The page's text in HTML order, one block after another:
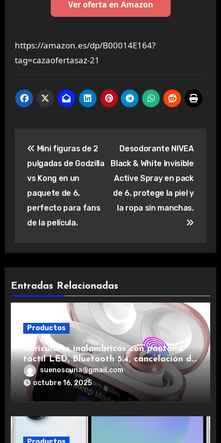
Ver oferta en Amazon
https://amazon.es/dp/B00014E164?
tag=cazaofertasaz-21
de
entradas
Mini figuras de 2
pulgadas de Godzilla
vs Kong en un
paquete de 6,
perfecto para fans
de la película.
Desodorante NIVEA
Black & White Invisible
Active Spray en pack
de 6, protege la piel y
la ropa sin manchas.
Entradas Relacionadas
Productos
Auriculares inalámbricos con pantalla
táctil LED, Bluetooth 5.4, cancelación de
ruido, impermeables y de larga duración.
suenoscuna@gmail.com
octubre 16, 2025